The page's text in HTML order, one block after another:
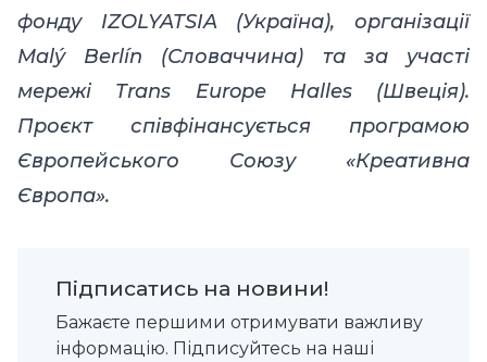
фонду IZOLYATSIA (Україна), організації
Malý Berlín (Словаччина) та за участі
мережі Trans Europe Halles (Швеція).
Проєкт співфінансується програмою
Європейського Союзу «Креативна
Європа».
Підписатись на новини!
Бажаєте першими отримувати важливу
інформацію. Підписуйтесь на наші